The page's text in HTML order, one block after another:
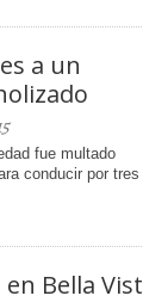
a un
fue multado
conducir por tres
Bella